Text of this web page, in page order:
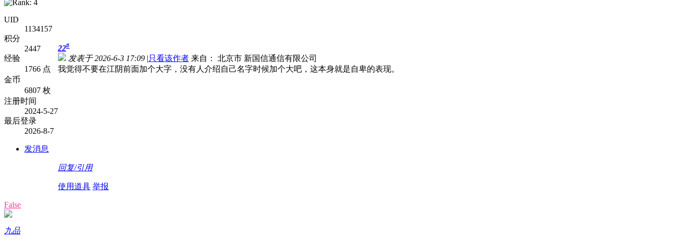
UID
1134157
积分
2447
经验
1766 点
金币
6807 枚
注册时间
2024-5-27
最后登录
2026-8-7
发消息
22#
发表于 2026-6-3 17:09 |只看该作者 来自： 北京市 新国信通信有限公司
我觉得不要在江阴前面加个大字，没有人介绍自己名字时候加个大吧，这本身就是自卑的表现。
回复/引用
使用道具 举报
False
九品